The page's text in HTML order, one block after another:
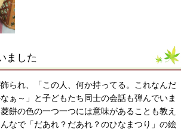
ました
られ、「この人、何か持ってる。これなんだ
ぁ～」と子どもたち同士の会話も弾んでいま
餅の色の一つ一つには意味があることも教え
なで「だあれ？だあれ？のひなまつり」の絵